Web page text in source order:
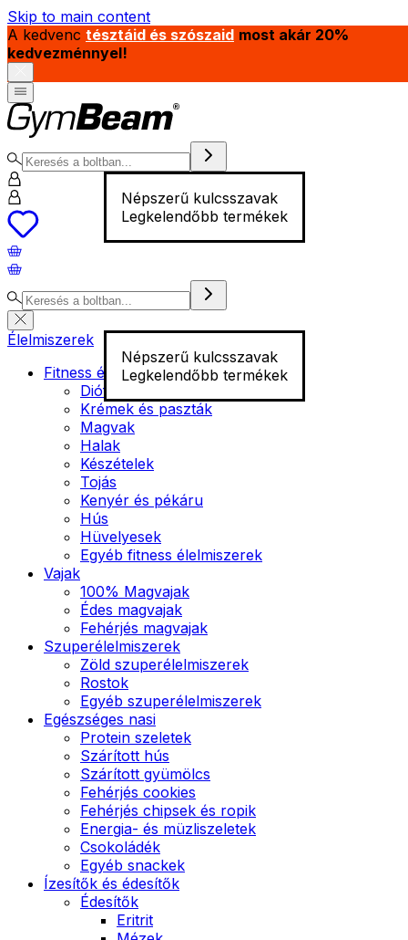
Skip to main content
A kedvenc tésztáid és szószaid most akár 20%
kedvezménnyel!
Népszerű kulcsszavak
Legkelendőbb termékek
Népszerű kulcsszavak
Legkelendőbb termékek
Élelmiszerek
Fitness élelmiszer
Diófélék
Krémek és paszták
Magvak
Halak
Készételek
Tojás
Kenyér és pékáru
Hús
Hüvelyesek
Egyéb fitness élelmiszerek
Vajak
100% Magvajak
Édes magvajak
Fehérjés magvajak
Szuperélelmiszerek
Zöld szuperélelmiszerek
Rostok
Egyéb szuperélelmiszerek
Egészséges nasi
Protein szeletek
Szárított hús
Szárított gyümölcs
Fehérjés cookies
Fehérjés chipsek és ropik
Energia- és müzliszeletek
Csokoládék
Egyéb snackek
Ízesítők és édesítők
Édesítők
Eritrit